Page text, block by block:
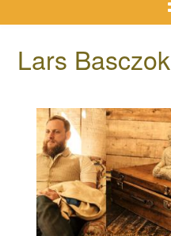
Lars Basczok